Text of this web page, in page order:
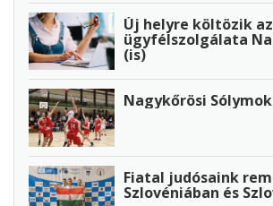
Új helyre költözik
ügyfélszolgálata
(is)
Nagykőrösi
Fiatal judósaink
Szlovéniában és